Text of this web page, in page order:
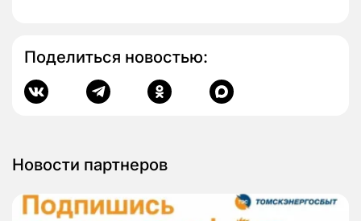
Поделиться новостью:
Новости партнеров